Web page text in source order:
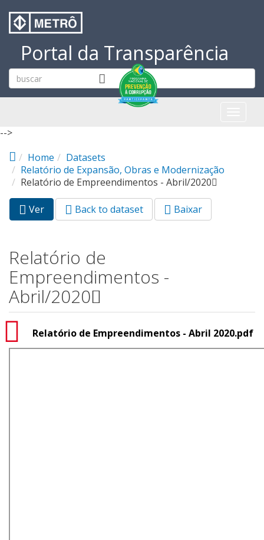
Portal da Transparência
-->
Home
Datasets
Relatório de Expansão, Obras e Modernização
Relatório de Empreendimentos - Abril/2020
Abas primárias
Ver
ativa)
Back to dataset Baixar
Relatório de
Empreendimentos -
Abril/2020
Relatório de Empreendimentos - Abril 2020.pdf